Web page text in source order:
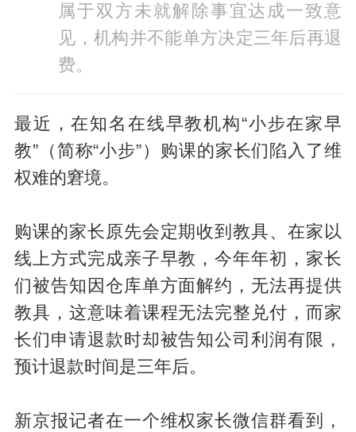
属于双方未就解除事宜达成一致意
见，机构并不能单方决定三年后再退
费。
最近，在知名在线早教机构“小步在家早
教”（简称“小步”）购课的家长们陷入了维
权难的窘境。
购课的家长原先会定期收到教具、在家以
线上方式完成亲子早教，今年年初，家长
们被告知因仓库单方面解约，无法再提供
教具，这意味着课程无法完整兑付，而家
长们申请退款时却被告知公司利润有限，
预计退款时间是三年后。
新京报记者在一个维权家长微信群看到，